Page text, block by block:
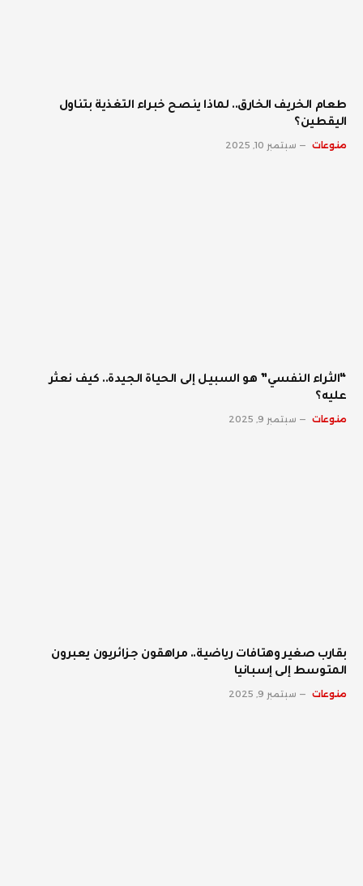
طعام الخريف الخارق.. لماذا ينصح خبراء التغذية بتناول
اليقطين؟
منوعات سبتمبر 10, 2025
“الثراء النفسي” هو السبيل إلى الحياة الجيدة.. كيف نعثر
عليه؟
منوعات سبتمبر 9, 2025
بقارب صغير وهتافات رياضية.. مراهقون جزائريون يعبرون
المتوسط إلى إسبانيا
منوعات سبتمبر 9, 2025